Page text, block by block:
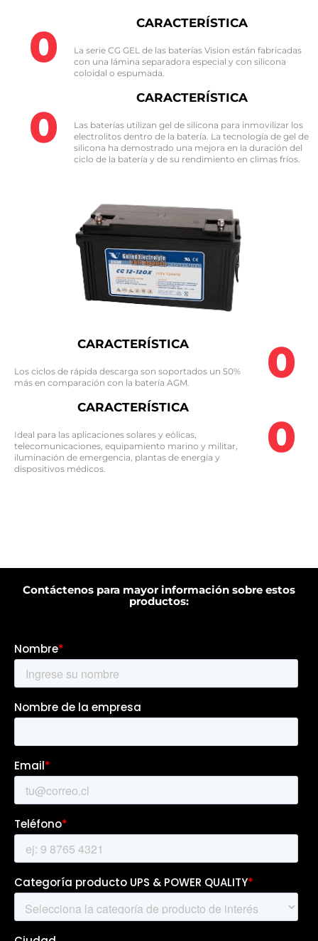
CARACTERÍSTICA
La serie CG GEL de las baterías Vision están fabricadas
con una lámina separadora especial y con silicona
coloidal o espumada.​
0
CARACTERÍSTICA
Las baterías utilizan gel de silicona para inmovilizar los
electrolitos dentro de la batería. La tecnología de gel de
silicona ha demostrado una mejora en la duración del
ciclo de la batería y de su rendimiento en climas fríos.​
0
0
CARACTERÍSTICA
Los ciclos de rápida descarga son soportados un 50%
más en comparación con la batería AGM.​
0
CARACTERÍSTICA
Ideal para las aplicaciones solares y eólicas,
telecomunicaciones, equipamiento marino y militar,
iluminación de emergencia, plantas de energía y
dispositivos médicos.​
Contáctenos para mayor información sobre estos
productos: